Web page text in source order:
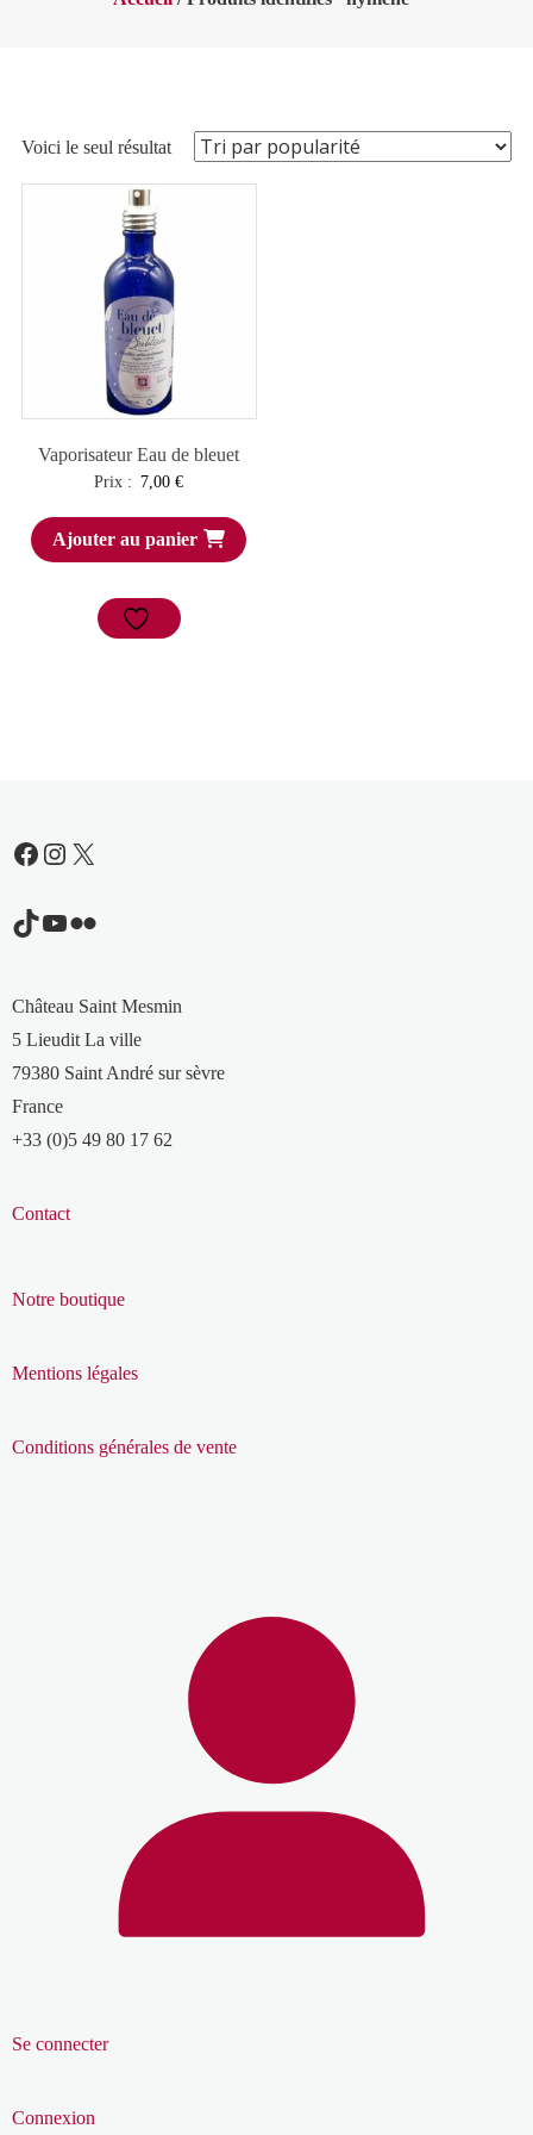
Voici le seul résultat
Vaporisateur Eau de bleuet
Prix : 7,00€
Ajouter au panier
Facebook
Instagram
X
TikTok
YouTube
Flickr
Château Saint Mesmin
5 Lieudit La ville
79380 Saint André sur sèvre
France
+33 (0)5 49 80 17 62
Contact
Notre boutique
Mentions légales
Conditions générales de vente
Se connecter
Connexion